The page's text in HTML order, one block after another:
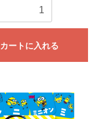
カートに入れる